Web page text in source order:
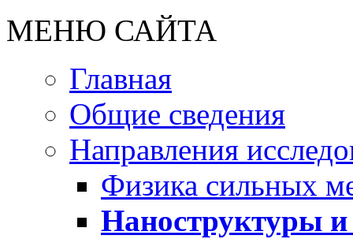
МЕНЮ САЙТА
Главная
Общие сведения
Направления
Физика сильных
Наноструктуры